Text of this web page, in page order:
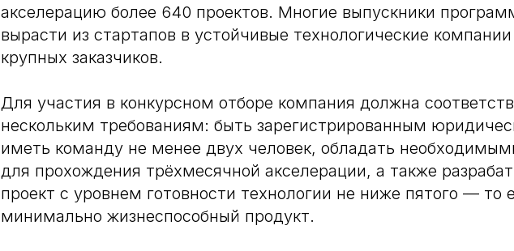
акселерацию более 640 проектов. Многие выпускники
вырасти из стартапов в устойчивые технологические
крупных заказчиков.
Для участия в конкурсном отборе компания должна
нескольким требованиям: быть зарегистрированным
иметь команду не менее двух человек, обладать
для прохождения трёхмесячной акселерации, а также
проект с уровнем готовности технологии не ниже пятого — то
минимально жизнеспособный продукт.